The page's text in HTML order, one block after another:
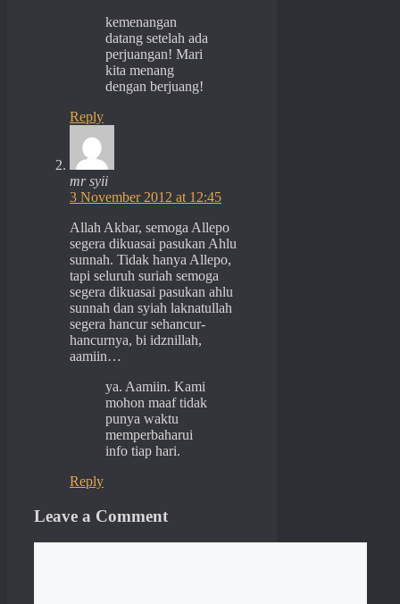
kemenangan
datang setelah ada
perjuangan! Mari
kita menang
dengan berjuang!
Reply
mr syii
3 November 2012 at 12:45
Allah Akbar, semoga Allepo
segera dikuasai pasukan Ahlu
sunnah. Tidak hanya Allepo,
tapi seluruh suriah semoga
segera dikuasai pasukan ahlu
sunnah dan syiah laknatullah
segera hancur sehancur-
hancurnya, bi idznillah,
aamiin…
ya. Aamiin. Kami
mohon maaf tidak
punya waktu
memperbaharui
info tiap hari.
Reply
Leave a Comment